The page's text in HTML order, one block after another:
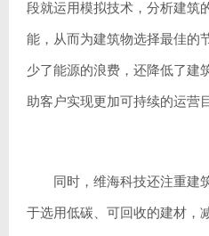
段就运用模拟技术，分析建筑
能，从而为建筑物选择最佳的
少了能源的浪费，还降低了建
助客户实现更加可持续的运营
同时，维海科技还注重建
于选用低碳、可回收的建材，